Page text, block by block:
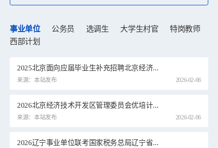
事业单位 公务员 选调生 大学生村官 特岗教师
西部计划
2025北京面向应届毕业生补充招聘北京经济...
来源：本站发布 2026-02-06
2026北京经济技术开发区管理委员会优培计...
来源：本站发布 2026-02-06
2026辽宁事业单位联考国家税务总局辽宁省...